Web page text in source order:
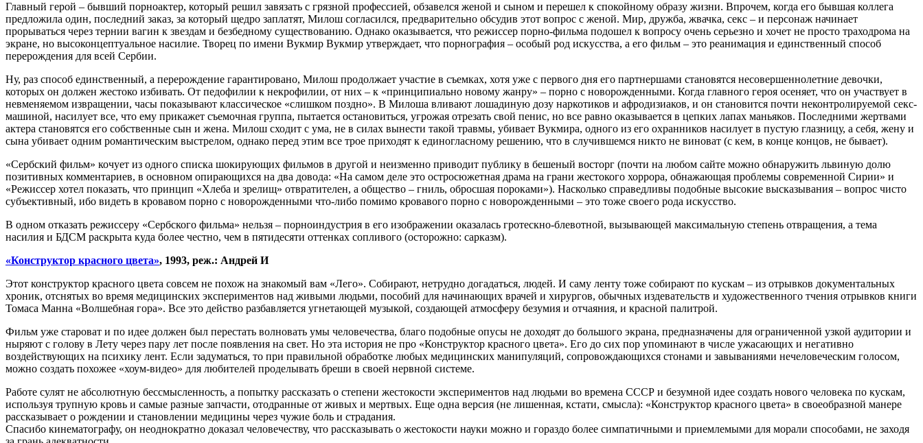
Главный герой – бывший порноактер, который решил завязать с грязной профессией, обзавелся женой и сыном и перешел к спокойному образу жизни. Впрочем, когда его бывшая коллега
предложила один, последний заказ, за который щедро заплатят, Милош согласился, предварительно обсудив этот вопрос с женой. Мир, дружба, жвачка, секс – и персонаж начинает
прорываться через тернии вагин к звездам и безбедному существованию. Однако оказывается, что режиссер порно-фильма подошел к вопросу очень серьезно и хочет не просто траходрома на
экране, но высоконцептуальное насилие. Творец по имени Вукмир Вукмир утверждает, что порнография – особый род искусства, а его фильм – это реанимация и единственный способ
перерождения для всей Сербии.
Ну, раз способ единственный, а перерождение гарантировано, Милош продолжает участие в съемках, хотя уже с первого дня его партнершами становятся несовершеннолетние девочки,
которых он должен жестоко избивать. От педофилии к некрофилии, от них – к «принципиально новому жанру» – порно с новорожденными. Когда главного героя осеняет, что он участвует в
невменяемом извращении, часы показывают классическое «слишком поздно». В Милоша вливают лошадиную дозу наркотиков и афродизиаков, и он становится почти неконтролируемой секс-
машиной, насилует все, что ему прикажет съемочная группа, пытается остановиться, угрожая отрезать свой пенис, но все равно оказывается в цепких лапах маньяков. Последними жертвами
актера становятся его собственные сын и жена. Милош сходит с ума, не в силах вынести такой травмы, убивает Вукмира, одного из его охранников насилует в пустую глазницу, а себя, жену и
сына убивает одним романтическим выстрелом, однако перед этим все трое приходят к единогласному решению, что в случившемся никто не виноват (с кем, в конце концов, не бывает).
«Сербский фильм» кочует из одного списка шокирующих фильмов в другой и неизменно приводит публику в бешеный восторг (почти на любом сайте можно обнаружить львиную долю
позитивных комментариев, в основном опирающихся на два довода: «На самом деле это остросюжетная драма на грани жестокого хоррора, обнажающая проблемы современной Сирии» и
«Режиссер хотел показать, что принцип «Хлеба и зрелищ» отвратителен, а общество – гниль, обросшая пороками»). Насколько справедливы подобные высокие высказывания – вопрос чисто
субъективный, ибо видеть в кровавом порно с новорожденными что-либо помимо кровавого порно с новорожденными – это тоже своего рода искусство.
В одном отказать режиссеру «Сербского фильма» нельзя – порноиндустрия в его изображении оказалась гротескно-блевотной, вызывающей максимальную степень отвращения, а тема
насилия и БДСМ раскрыта куда более честно, чем в пятидесяти оттенках сопливого (осторожно: сарказм).
«Конструктор красного цвета», 1993, реж.: Андрей И
Этот конструктор красного цвета совсем не похож на знакомый вам «Лего». Собирают, нетрудно догадаться, людей. И саму ленту тоже собирают по кускам – из отрывков документальных
хроник, отснятых во время медицинских экспериментов над живыми людьми, пособий для начинающих врачей и хирургов, обычных издевательств и художественного тчения отрывков книги
Томаса Манна «Волшебная гора». Все это действо разбавляется угнетающей музыкой, создающей атмосферу безумия и отчаяния, и красной палитрой.
Фильм уже староват и по идее должен был перестать волновать умы человечества, благо подобные опусы не доходят до большого экрана, предназначены для ограниченной узкой аудитории и
ныряют с голову в Лету через пару лет после появления на свет. Но эта история не про «Конструктор красного цвета». Его до сих пор упоминают в числе ужасающих и негативно
воздействующих на психику лент. Если задуматься, то при правильной обработке любых медицинских манипуляций, сопровождающихся стонами и завываниями нечеловеческим голосом,
можно создать похожее «хоум-видео» для любителей проделывать бреши в своей нервной системе.
Работе сулят не абсолютную бессмысленность, а попытку рассказать о степени жестокости экспериментов над людьми во времена СССР и безумной идее создать нового человека по кускам,
используя трупную кровь и самые разные запчасти, отодранные от живых и мертвых. Еще одна версия (не лишенная, кстати, смысла): «Конструктор красного цвета» в своеобразной манере
рассказывает о рождении и становлении медицины через чужие боль и страдания.
Спасибо кинематографу, он неоднократно доказал человечеству, что рассказывать о жестокости науки можно и гораздо более симпатичными и приемлемыми для морали способами, не заходя